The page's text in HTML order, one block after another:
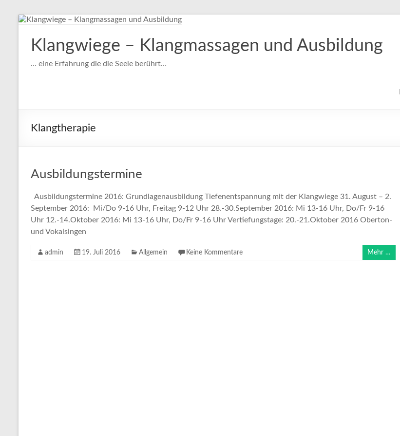
Klangwiege – Klangmassagen und Ausbildung
… eine Erfahrung die die Seele berührt…
Klangtherapie
Ausbildungstermine
Ausbildungstermine 2016: Grundlagenausbildung Tiefenentspannung mit der Klangwiege 31. August – 2.
September 2016: Mi/Do 9-16 Uhr, Freitag 9-12 Uhr 28.-30.September 2016: Mi 13-16 Uhr, Do/Fr 9-16
Uhr 12.-14.Oktober 2016: Mi 13-16 Uhr, Do/Fr 9-16 Uhr Vertiefungstage: 20.-21.Oktober 2016 Oberton-
und Vokalsingen
admin 19. Juli 2016 Allgemein Keine Kommentare Mehr …